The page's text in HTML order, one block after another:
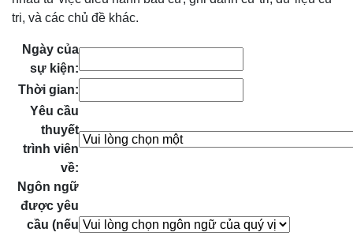
tri, và các chủ đề khác.
Ngày của
sự kiện:
Thời gian:
Yêu cầu
thuyết
trình viên
về:
Ngôn ngữ
được yêu
cầu (nếu